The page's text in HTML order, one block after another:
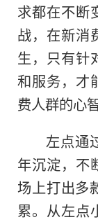
求都在不断
战，在新消
生，只有针
和服务，才
费人群的心
左点通
年沉淀，不
场上打出多
累。从左点